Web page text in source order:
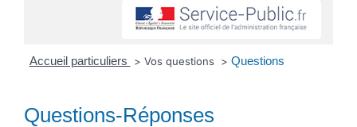
Accueil particuliers > Vos questions > Questions
Questions-Réponses